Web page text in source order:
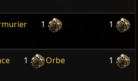
1
1
1
Orbe
1